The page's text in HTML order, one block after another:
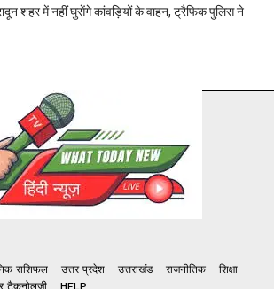
शहर में नहीं घुसेंगे कांवड़ियों के वाहन, ट्रैफिक पुलिस ने
राशिफल उत्तर प्रदेश उत्तराखंड राजनीतिक
शिक्षा
टैकनोलजी HELP